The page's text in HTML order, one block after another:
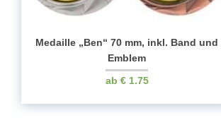
Medaille „Ben“ 70 mm, inkl. Band und
Emblem
€1.75